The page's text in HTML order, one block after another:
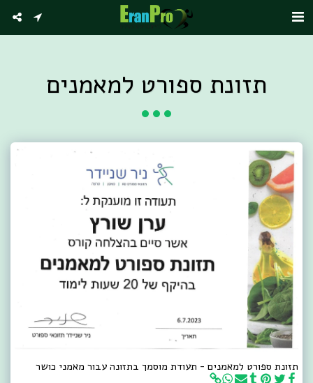
תזונת ספורט למאמנים
תזונת ספורט למאמנים - תעודת מוסמך בתזונה עבור מאמני כושר